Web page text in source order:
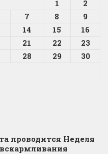
1
2
7 8
9
14 15
16
21 22
23
28 29
30
проводится Неделя